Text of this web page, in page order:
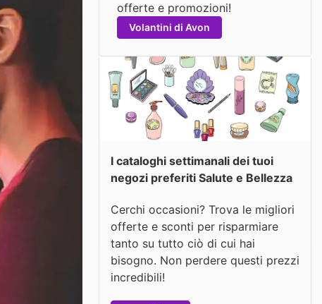
offerte e promozioni!
Volantini di Avon
I cataloghi settimanali dei tuoi
negozi preferiti Salute e Bellezza
Cerchi occasioni? Trova le migliori
offerte e sconti per risparmiare
tanto su tutto ciò di cui hai
bisogno. Non perdere questi prezzi
incredibili!